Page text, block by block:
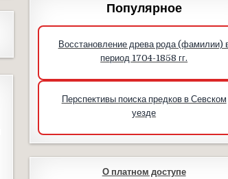
Популярное
Восстановление древа рода (фамилии)
период 1704-1858 гг.
Перспективы поиска предков в Севском
уезде
О платном доступе